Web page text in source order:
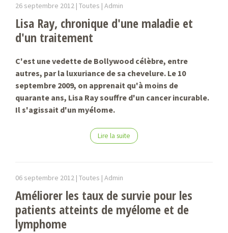
26 septembre 2012 | Toutes | Admin
Lisa Ray, chronique d'une maladie et
d'un traitement
C'est une vedette de Bollywood célèbre, entre
autres, par la luxuriance de sa chevelure. Le 10
septembre 2009, on apprenait qu'à moins de
quarante ans, Lisa Ray souffre d'un cancer incurable.
Il s'agissait d'un myélome.
Lire la suite
06 septembre 2012 | Toutes | Admin
Améliorer les taux de survie pour les
patients atteints de myélome et de
lymphome